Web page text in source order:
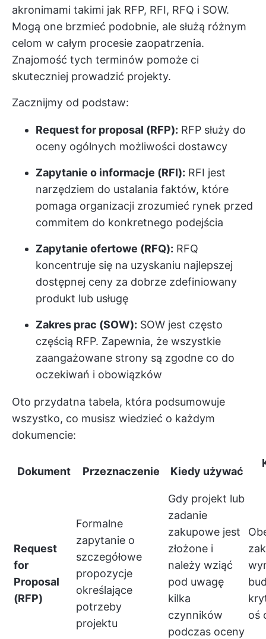
akronimami takimi jak RFP, RFI, RFQ i SOW.
Mogą one brzmieć podobnie, ale służą różnym
celom w całym procesie zaopatrzenia.
Znajomość tych terminów pomoże ci
skuteczniej prowadzić projekty.
Zacznijmy od podstaw:
Request for proposal (RFP): RFP służy do
oceny ogólnych możliwości dostawcy
Zapytanie o informacje (RFI): RFI jest
narzędziem do ustalania faktów, które
pomaga organizacji zrozumieć rynek przed
commitem do konkretnego podejścia
Zapytanie ofertowe (RFQ): RFQ
koncentruje się na uzyskaniu najlepszej
dostępnej ceny za dobrze zdefiniowany
produkt lub usługę
Zakres prac (SOW): SOW jest często
częścią RFP. Zapewnia, że wszystkie
zaangażowane strony są zgodne co do
oczekiwań i obowiązków
Oto przydatna tabela, która podsumowuje
wszystko, co musisz wiedzieć o każdym
dokumencie:
Dokument Przeznaczenie Kiedy używać
Request
for
Proposal
(RFP)
Formalne
zapytanie o
szczegółowe
propozycje
określające
potrzeby
projektu
Gdy projekt lub
zadanie
zakupowe jest
złożone i
należy wziąć
pod uwagę
kilka
czynników
podczas oceny
oś